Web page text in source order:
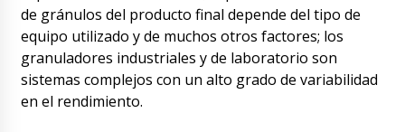
de gránulos del producto final depende del tipo de
equipo utilizado y de muchos otros factores; los
granuladores industriales y de laboratorio son
sistemas complejos con un alto grado de variabilidad
en el rendimiento.
inmediatamente después de su llegada envíelo
a Ourense.
08/08/2026 23:24
Roman Tsibulsky
Hola Evelyn, intentaremos resolver este
problema por usted.